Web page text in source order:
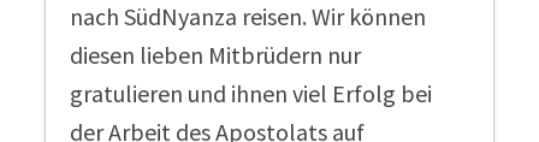
nach SüdNyanza reisen. Wir können
diesen lieben Mitbrüdern nur
gratulieren und ihnen viel Erfolg bei
der Arbeit des Apostolats auf